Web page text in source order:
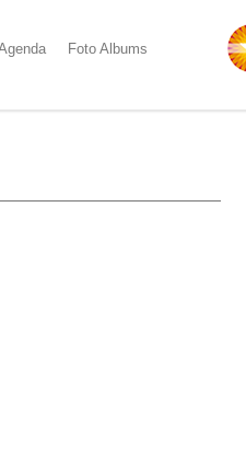
Foto Albums